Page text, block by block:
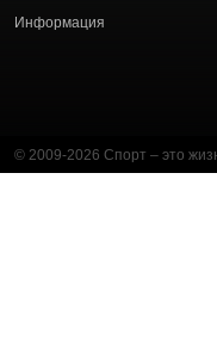
Информация
© 2009-2026 Спорт – это